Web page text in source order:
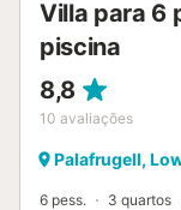
Villa para 6
piscina
8,8
10 avaliações
Palafrugell,
6 pess. 3 quartos